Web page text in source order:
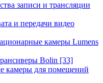
записи и трансляции
и передачи видео
камеры Lumens
Bolin [33]
камеры для помещений